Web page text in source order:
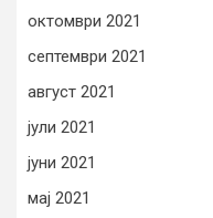
октомври 2021
септември 2021
август 2021
јули 2021
јуни 2021
мај 2021